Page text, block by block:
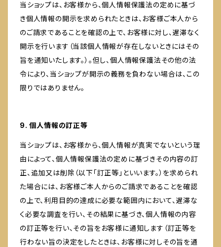
当ショップは、お客様から、個人情報保護法の定めに基づ
き個人情報の開示を求められたときは、お客様ご本人から
のご請求であることを確認の上で、お客様に対し、遅滞なく
開示を行います（当該個人情報が存在しないときにはその
旨を通知いたします。）。但し、個人情報保護法その他の法
令により、当ショップが開示の義務を負わない場合は、この
限りではありません。
9. 個人情報の訂正等
当ショップは、お客様から、個人情報が真実でないという理
由によって、個人情報保護法の定めに基づきその内容の訂
正、追加又は削除（以下「訂正等」といいます。）を求められ
た場合には、お客様ご本人からのご請求であることを確認
の上で、利用目的の達成に必要な範囲内において、遅滞な
く必要な調査を行い、その結果に基づき、個人情報の内容
の訂正等を行い、その旨をお客様に通知します（訂正等を
行わない旨の決定をしたときは、お客様に対しその旨を通